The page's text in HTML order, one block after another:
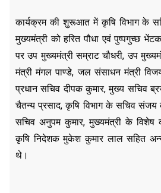
कार्यक्रम की शुरूआत में कृषि विभाग के
मुख्यमंत्री को हरित पौधा एवं पुष्पगुच्छ
पर उप मुख्यमंत्री सम्राट चौधरी, उप
मंत्री मंगल पाण्डे, जल संसाधन मंत्री
प्रधान सचिव दीपक कुमार, मुख्य सचिव
चैतन्य प्रसाद, कृषि विभाग के सचिव संजय
सचिव अनुपम कुमार, मुख्यमंत्री के विशेष
कृषि निदेशक मुकेश कुमार लाल सहित अन्य
थे।